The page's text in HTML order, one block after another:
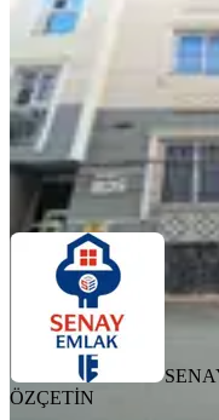
SENAY EMLAKRECEP
Ara
ÖZÇETİN